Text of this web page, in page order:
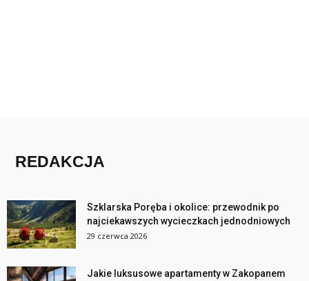
REDAKCJA
Szklarska Poręba i okolice: przewodnik po
najciekawszych wycieczkach jednodniowych
29 czerwca 2026
Jakie luksusowe apartamenty w Zakopanem